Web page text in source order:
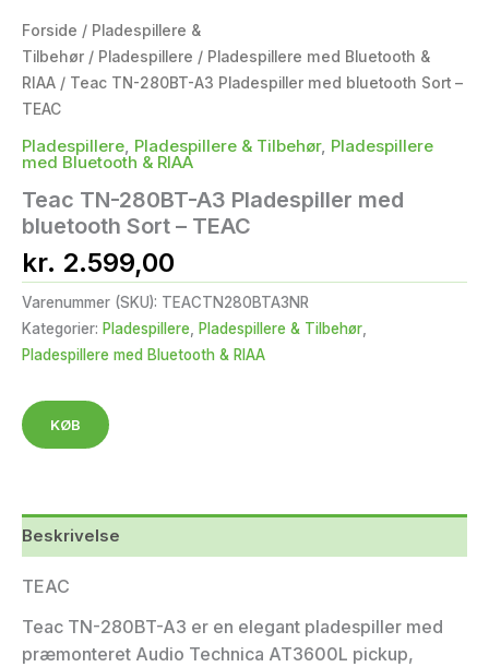
Forside / Pladespillere &
Tilbehør / Pladespillere / Pladespillere med Bluetooth &
RIAA / Teac TN-280BT-A3 Pladespiller med bluetooth Sort –
TEAC
Pladespillere, Pladespillere & Tilbehør, Pladespillere
med Bluetooth & RIAA
Teac TN-280BT-A3 Pladespiller med
bluetooth Sort – TEAC
kr. 2.599,00
Varenummer (SKU): TEACTN280BTA3NR
Kategorier: Pladespillere, Pladespillere & Tilbehør,
Pladespillere med Bluetooth & RIAA
KØB
Beskrivelse
TEAC
Teac TN-280BT-A3 er en elegant pladespiller med
præmonteret Audio Technica AT3600L pickup,